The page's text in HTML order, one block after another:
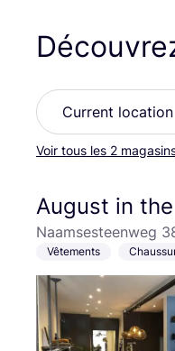
Voir tous les 2
August in
Naamsesteenweg
Vêtements